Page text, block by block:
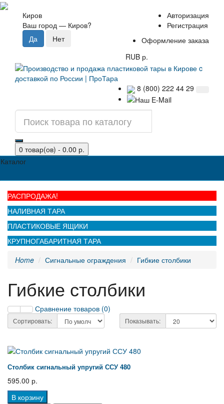
Киров
Ваш город — Киров?
Авторизация
Регистрация
Оформление заказа
RUB р.
8 (800) 222 44 29
0 товар(ов) - 0.00 р.
Каталог
РАСПРОДАЖА!
НАЛИВНАЯ ТАРА
ПЛАСТИКОВЫЕ ЯЩИКИ
КРУПНОГАБАРИТНАЯ ТАРА
Home
Сигнальные ограждения Гибкие столбики
Гибкие столбики
Сравнение товаров (0)
Сортировать: Показывать:
Столбик сигнальный упругий ССУ 480
595.00 р.
В корзину